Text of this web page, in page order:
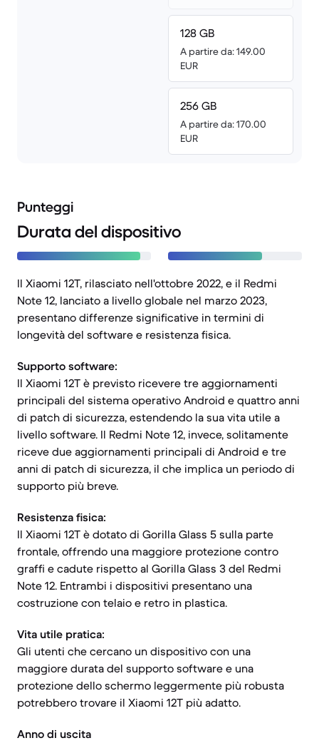
128 GB
A partire da: 149.00
EUR
256 GB
A partire da: 170.00
EUR
Punteggi
Durata del dispositivo
Il Xiaomi 12T, rilasciato nell'ottobre 2022, e il Redmi
Note 12, lanciato a livello globale nel marzo 2023,
presentano differenze significative in termini di
longevità del software e resistenza fisica.
Supporto software:
Il Xiaomi 12T è previsto ricevere tre aggiornamenti
principali del sistema operativo Android e quattro anni
di patch di sicurezza, estendendo la sua vita utile a
livello software. Il Redmi Note 12, invece, solitamente
riceve due aggiornamenti principali di Android e tre
anni di patch di sicurezza, il che implica un periodo di
supporto più breve.
Resistenza fisica:
Il Xiaomi 12T è dotato di Gorilla Glass 5 sulla parte
frontale, offrendo una maggiore protezione contro
graffi e cadute rispetto al Gorilla Glass 3 del Redmi
Note 12. Entrambi i dispositivi presentano una
costruzione con telaio e retro in plastica.
Vita utile pratica:
Gli utenti che cercano un dispositivo con una
maggiore durata del supporto software e una
protezione dello schermo leggermente più robusta
potrebbero trovare il Xiaomi 12T più adatto.
Anno di uscita